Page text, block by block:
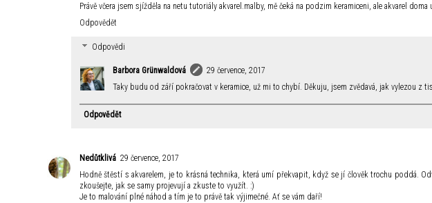
Právě včera jsem sjížděla na netu tutoriály akvarel.malby, mě čeká na podzim keramiceni, ale akvarel
Odpovědět
Odpovědi
Barbora Grünwaldová
29 července, 2017
Taky budu od září pokračovat v keramice, už mi to chybí. Děkuju, jsem zvědavá, jak vylezou z
Odpovědět
Nedůtklivá 29 července, 2017
Hodně štěstí s akvarelem, je to krásná technika, která umí překvapit, když se jí člověk trochu poddá.
zkoušejte, jak se samy projevují a zkuste to využít. :)
Je to malování plné náhod a tím je to právě tak výjimečné. Ať se vám daří!